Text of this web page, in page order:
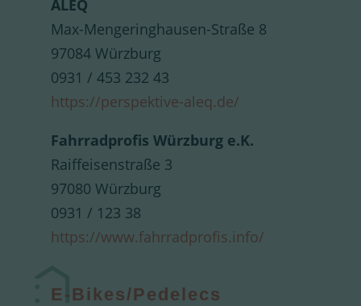
ALEQ
Max-Mengeringhausen-Straße 8
97084 Würzburg
0931 / 453 232 43
https://perspektive-aleq.de/
Fahrradprofis Würzburg e.K.
Raiffeisenstraße 3
97080 Würzburg
0931 / 123 38
https://www.fahrradprofis.info/
E-Bikes/Pedelecs